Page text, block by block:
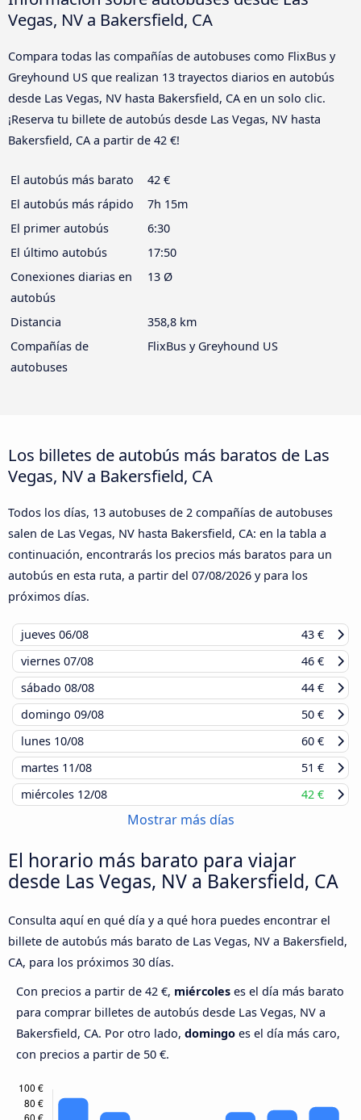
Vegas, NV a Bakersfield, CA
Compara todas las compañías de autobuses como FlixBus y
Greyhound US que realizan 13 trayectos diarios en autobús
desde Las Vegas, NV hasta Bakersfield, CA en un solo clic.
¡Reserva tu billete de autobús desde Las Vegas, NV hasta
Bakersfield, CA a partir de 42 €!
El autobús más barato
42 €
El autobús más rápido
7h 15m
El primer autobús
6:30
El último autobús
17:50
Conexiones diarias en
autobús
13 Ø
Distancia
358,8 km
Compañías de
autobuses
FlixBus y Greyhound US
Los billetes de autobús más baratos de Las
Vegas, NV a Bakersfield, CA
Todos los días, 13 autobuses de 2 compañías de autobuses
salen de Las Vegas, NV hasta Bakersfield, CA: en la tabla a
continuación, encontrarás los precios más baratos para un
autobús en esta ruta, a partir del 07/08/2026 y para los
próximos días.
jueves 06/08
43 €
viernes 07/08
46 €
sábado 08/08
44 €
domingo 09/08
50 €
lunes 10/08
60 €
martes 11/08
51 €
miércoles 12/08 42 €
Mostrar más días
El horario más barato para viajar
desde Las Vegas, NV a Bakersfield, CA
Consulta aquí en qué día y a qué hora puedes encontrar el
billete de autobús más barato de Las Vegas, NV a Bakersfield,
CA, para los próximos 30 días.
Con precios a partir de 42 €, miércoles es el día más barato
para comprar billetes de autobús desde Las Vegas, NV a
Bakersfield, CA. Por otro lado, domingo es el día más caro,
con precios a partir de 50 €.